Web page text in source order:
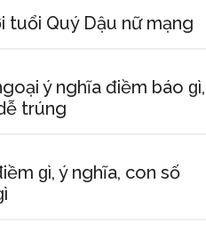
tuổi Quý Dậu nữ mạng
ý nghĩa điềm báo ɡì,
trúng
ɡì, ý nghĩa, con ѕố